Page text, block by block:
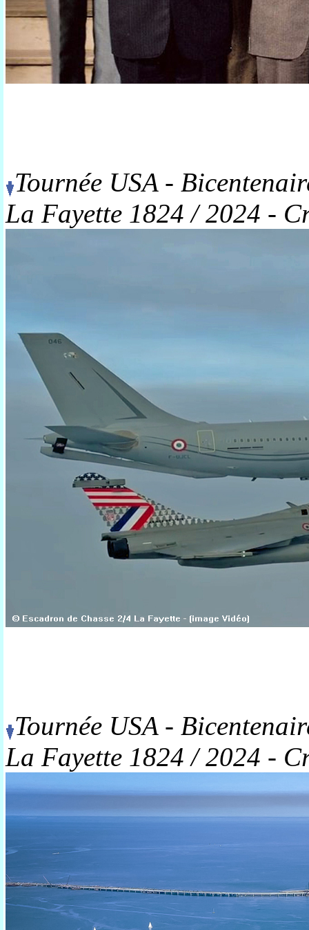
Tournée USA -
La Fayette 1824 / 2024 -
Tournée USA -
La Fayette 1824 / 2024 -